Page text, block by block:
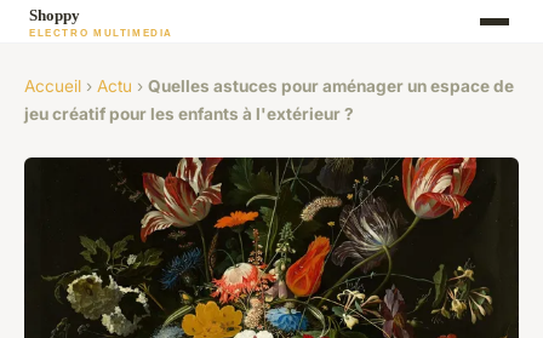
Accueil › Actu › Quelles astuces pour aménager un espace de
jeu créatif pour les enfants à l'extérieur ?